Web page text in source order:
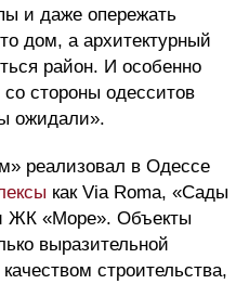
и даже опережать
дом, а архитектурный
район. И особенно
стороны одесситов
ожидали».
реализовал в Одессе
как Via Roma, «Сады
ЖК «Море». Объекты
выразительной
строительства,